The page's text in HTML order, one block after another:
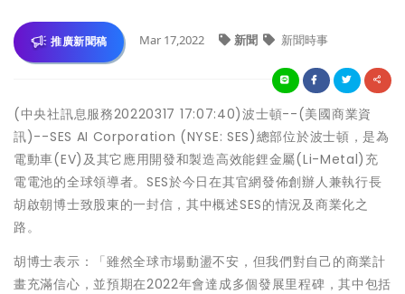
推廣新聞稿 Mar 17,2022 新聞 新聞時事
(中央社訊息服務20220317 17:07:40)波士頓--(美國商業資
訊)--SES AI Corporation (NYSE: SES)總部位於波士頓，是為
電動車(EV)及其它應用開發和製造高效能鋰金屬(Li-Metal)充
電電池的全球領導者。SES於今日在其官網發佈創辦人兼執行長
胡啟朝博士致股東的一封信，其中概述SES的情況及商業化之
路。
胡博士表示：「雖然全球市場動盪不安，但我們對自己的商業計
畫充滿信心，並預期在2022年會達成多個發展里程碑，其中包括